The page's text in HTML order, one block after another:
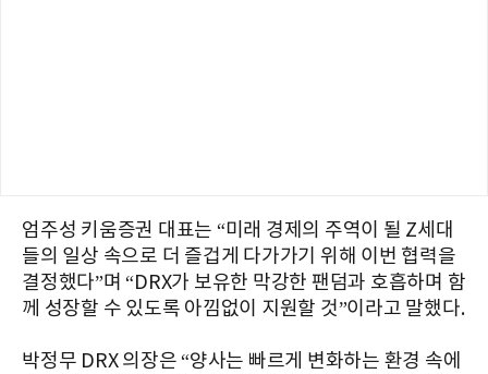
엄주성 키움증권 대표는 “미래 경제의 주역이 될 Z세대
들의 일상 속으로 더 즐겁게 다가가기 위해 이번 협력을
결정했다”며 “DRX가 보유한 막강한 팬덤과 호흡하며 함
께 성장할 수 있도록 아낌없이 지원할 것”이라고 말했다.
박정무 DRX 의장은 “양사는 빠르게 변화하는 환경 속에